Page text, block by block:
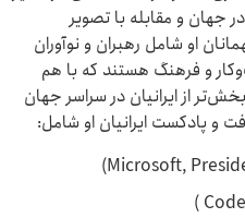
جهان و مقابله با تصویر
او شامل رهبران و نوآوران
و فرهنگ هستند که با هم
از ایرانیان در سراسر جهان
و پادکست ایرانیان او شامل: